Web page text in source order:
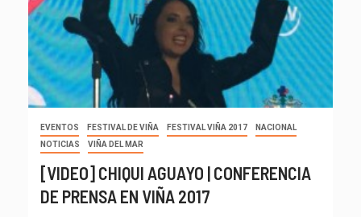
EVENTOS FESTIVAL DE VIÑA FESTIVAL VIÑA 2017
NACIONAL
NOTICIAS
VIÑA DEL MAR
[VIDEO] CHIQUI AGUAYO | CONFERENCIA
DE PRENSA EN VIÑA 2017